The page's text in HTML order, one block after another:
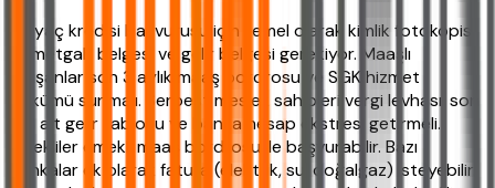
İhtiyaç kredisi başvurusu için temel olarak kimlik fotokopisi,
ikametgah belgesi ve gelir belgesi gerekiyor. Maaşlı
çalışanlar son 3 aylık maaş bordrosu ve SGK hizmet
dökümü sunmalı. Serbest meslek sahipleri vergi levhası, son
yıla ait gelir tablosu ve banka hesap ekstresi getirmeli.
Emekliler emekli maaş bordrosu ile başvurabilir. Bazı
bankalar ek olarak fatura (elektrik, su, doğalgaz) isteyebilir.